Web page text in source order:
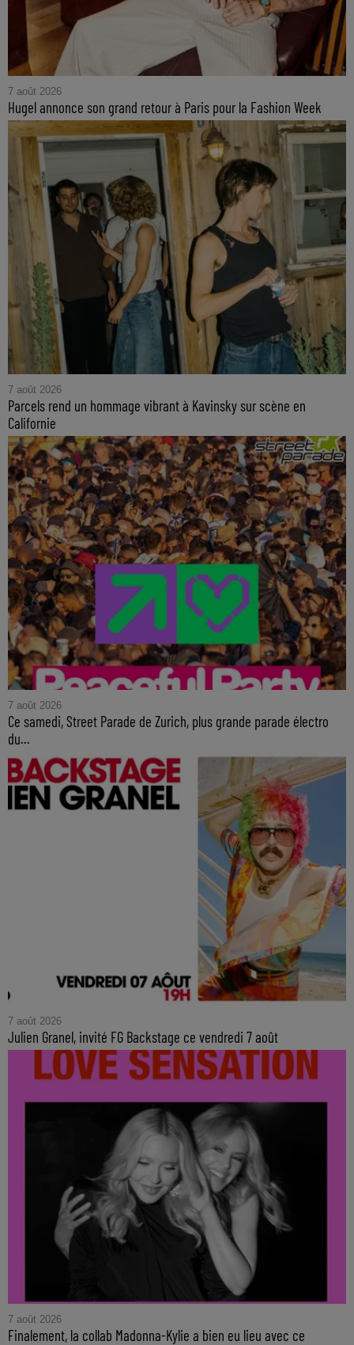
7 août 2026
Hugel annonce son grand retour à Paris pour la Fashion Week
7 août 2026
Parcels rend un hommage vibrant à Kavinsky sur scène en
Californie
7 août 2026
Ce samedi, Street Parade de Zurich, plus grande parade électro
du...
7 août 2026
Julien Granel, invité FG Backstage ce vendredi 7 août
7 août 2026
Finalement, la collab Madonna-Kylie a bien eu lieu avec ce